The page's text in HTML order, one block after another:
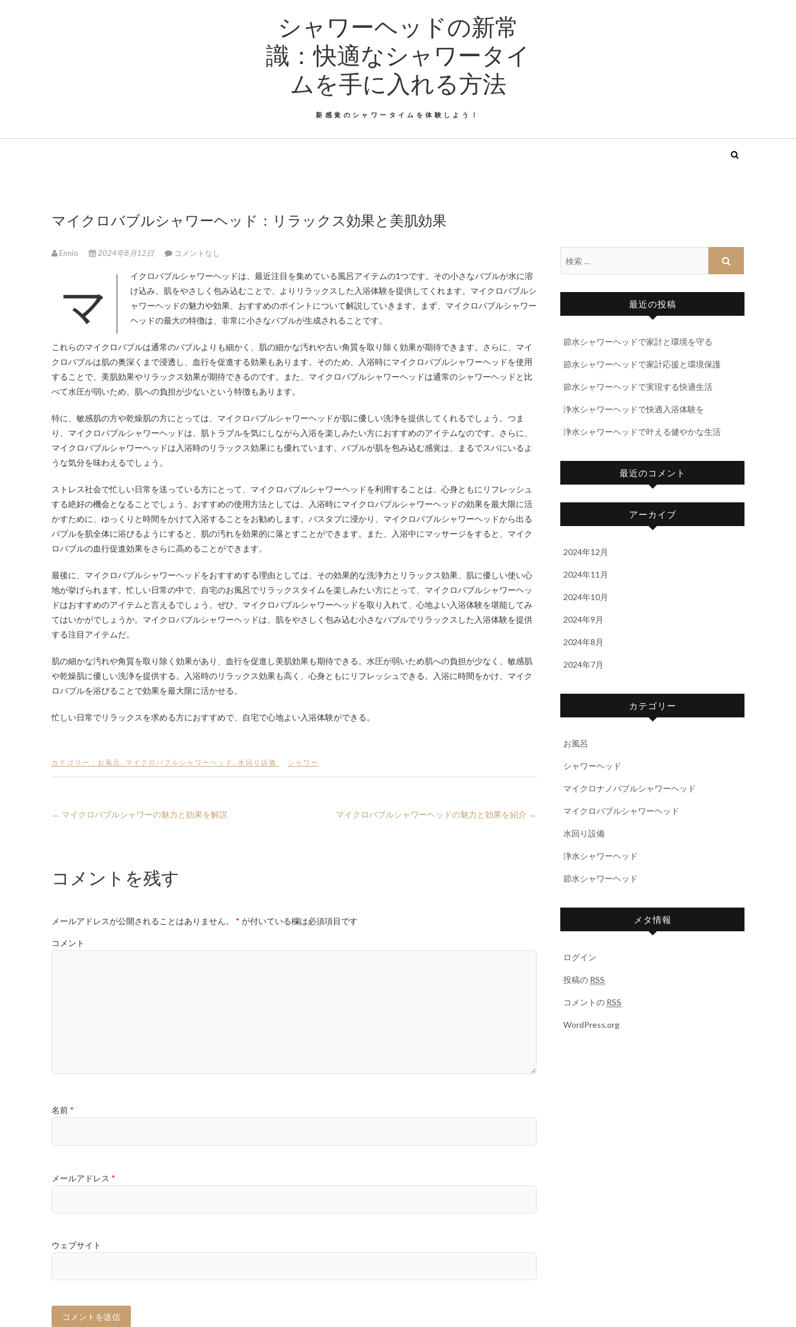
シャワーヘッドの新常
識：快適なシャワータイ
ムを手に入れる方法
新感覚のシャワータイムを体験しよう！
マイクロバブルシャワーヘッド：リラックス効果と美肌効果
Ennio 2024年8月12日 コメントなし
マイクロバブルシャワーヘッドは、最近注目を集めている風呂アイテムの1つです。 その小さなバブルが水に溶
け込み、肌をやさしく包み込むことで、よりリラックスした入浴体験を提供してくれます。マイクロバブルシ
ャワーヘッドの魅力や効果、おすすめのポイントについて解説していきます。まず、マイクロバブルシャワー
ヘッドの最大の特徴は、非常に小さなバブルが生成されることです。
これらのマイクロバブルは通常のバブルよりも細かく、肌の細かな汚れや古い角質を取り除く効果が期待できます。さらに、マイ
クロバブルは肌の奥深くまで浸透し、血行を促進する効果もあります。そのため、入浴時にマイクロバブルシャワーヘッドを使用
することで、美肌効果やリラックス効果が期待できるのです。また、マイクロバブルシャワーヘッドは通常のシャワーヘッドと比
べて水圧が弱いため、肌への負担が少ないという特徴もあります。
特に、敏感肌の方や乾燥肌の方にとっては、マイクロバブルシャワーヘッドが肌に優しい洗浄を提供してくれるでしょう。つま
り、マイクロバブルシャワーヘッドは、肌トラブルを気にしながら入浴を楽しみたい方におすすめのアイテムなのです。さらに、
マイクロバブルシャワーヘッドは入浴時のリラックス効果にも優れています。バブルが肌を包み込む感覚は、まるでスパにいるよ
うな気分を味わえるでしょう。
ストレス社会で忙しい日常を送っている方にとって、マイクロバブルシャワーヘッドを利用することは、心身ともにリフレッシュ
する絶好の機会となることでしょう。おすすめの使用方法としては、入浴時にマイクロバブルシャワーヘッドの効果を最大限に活
かすために、ゆっくりと時間をかけて入浴することをお勧めします。バスタブに浸かり、マイクロバブルシャワーヘッドから出る
バブルを肌全体に浴びるようにすると、肌の汚れを効果的に落とすことができます。また、入浴中にマッサージをすると、マイク
ロバブルの血行促進効果をさらに高めることができます。
最後に、マイクロバブルシャワーヘッドをおすすめする理由としては、その効果的な洗浄力とリラックス効果、肌に優しい使い心
地が挙げられます。忙しい日常の中で、自宅のお風呂でリラックスタイムを楽しみたい方にとって、マイクロバブルシャワーヘッ
ドはおすすめのアイテムと言えるでしょう。ぜひ、マイクロバブルシャワーヘッドを取り入れて、心地よい入浴体験を堪能してみ
てはいかがでしょうか。マイクロバブルシャワーヘッドは、肌をやさしく包み込む小さなバブルでリラックスした入浴体験を提供
する注目アイテムだ。
肌の細かな汚れや角質を取り除く効果があり、血行を促進し美肌効果も期待できる。水圧が弱いため肌への負担が少なく、敏感肌
や乾燥肌に優しい洗浄を提供する。入浴時のリラックス効果も高く、心身ともにリフレッシュできる。入浴に時間をかけ、マイク
ロバブルを浴びることで効果を最大限に活かせる。
忙しい日常でリラックスを求める方におすすめで、自宅で心地よい入浴体験ができる。
カテゴリー : お風呂 マイクロバブルシャワーヘッド 水回り設備 シャワー
← マイクロバブルシャワーの魅力と効果を解説 マイクロバブルシャワーヘッドの魅力と効果を紹介 →
コメントを残す
メールアドレスが公開されることはありません。 * が付いている欄は必須項目です
コメント
名前 *
メールアドレス *
ウェブサイト
最近の投稿
節水シャワーヘッドで家計と環境を守る
節水シャワーヘッドで家計応援と環境保護
節水シャワーヘッドで実現する快適生活
浄水シャワーヘッドで快適入浴体験を
浄水シャワーヘッドで叶える健やかな生活
最近のコメント
アーカイブ
2024年12月
2024年11月
2024年10月
2024年9月
2024年8月
2024年7月
カテゴリー
お風呂
シャワーヘッド
マイクロナノバブルシャワーヘッド
マイクロバブルシャワーヘッド
水回り設備
浄水シャワーヘッド
節水シャワーヘッド
メタ情報
ログイン
投稿の RSS
コメントの RSS
WordPress.org